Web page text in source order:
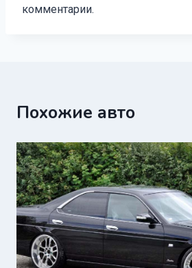
комментарии.
Похожие авто